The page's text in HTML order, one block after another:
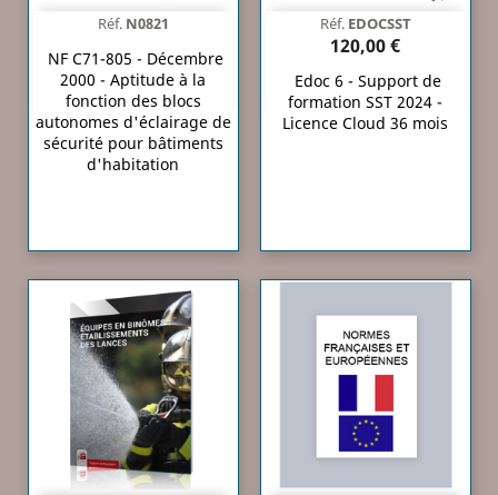
Réf. N0821
NF C71-805 - Décembre
2000 - Aptitude à la
fonction des blocs
autonomes d'éclairage de
sécurité pour bâtiments
d'habitation
Réf. EDOCSST
120,00 €
Edoc 6 - Support de
formation SST 2024 -
Licence Cloud 36 mois